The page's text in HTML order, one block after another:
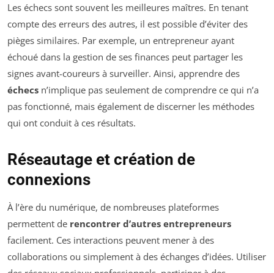
Les échecs sont souvent les meilleures maîtres. En tenant
compte des erreurs des autres, il est possible d’éviter des
pièges similaires. Par exemple, un entrepreneur ayant
échoué dans la gestion de ses finances peut partager les
signes avant-coureurs à surveiller. Ainsi, apprendre des
échecs n’implique pas seulement de comprendre ce qui n’a
pas fonctionné, mais également de discerner les méthodes
qui ont conduit à ces résultats.
Réseautage et création de
connexions
À l’ère du numérique, de nombreuses plateformes
permettent de rencontrer d’autres entrepreneurs
facilement. Ces interactions peuvent mener à des
collaborations ou simplement à des échanges d’idées. Utiliser